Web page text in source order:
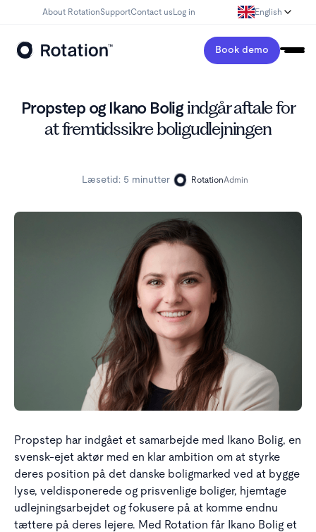
About RotationSupportContact us Log in English
Book demo
Propstep og Ikano Boligindgår aftale for
at fremtidssikre boligudlejningen
Læsetid: 5 minutter RotationAdmin
Propstep har indgået et samarbejde med Ikano Bolig, en
svensk-ejet aktør med en klar ambition om at styrke
deres position på det danske boligmarked ved at bygge
lyse, veldisponerede og prisvenlige boliger, hjemtage
udlejningsarbejdet og fokusere på at komme endnu
tættere på deres lejere. Med Rotation får Ikano Bolig et